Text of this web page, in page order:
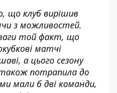
що клуб вирішив
з можливостей.
той факт, що
матчі
а цього сезону
потрапила до
мали б дві команди,